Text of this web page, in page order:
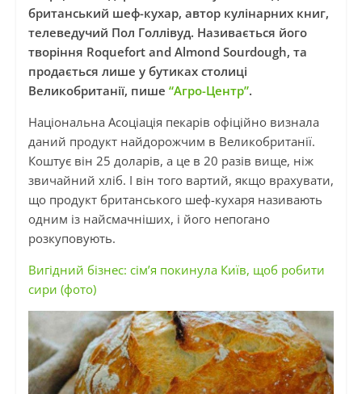
британський шеф-кухар, автор кулінарних книг,
телеведучий Пол Голлівуд. Називається його
творіння Roquefort and Almond Sourdough, та
продається лише у бутиках столиці
Великобританії, пише “Агро-Центр”.
Національна Асоціація пекарів офіційно визнала
даний продукт найдорожчим в Великобританії.
Коштує він 25 доларів, а це в 20 разів вище, ніж
звичайний хліб. І він того вартий, якщо врахувати,
що продукт британського шеф-кухаря називають
одним із найсмачніших, і його непогано
розкуповують.
Вигідний бізнес: сім’я покинула Київ, щоб робити
сири (фото)